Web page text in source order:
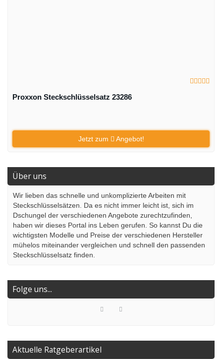
Proxxon Steckschlüsselsatz 23286
Jetzt zum Angebot!
Über uns
Wir lieben das schnelle und unkomplizierte Arbeiten mit
Steckschlüsselsätzen. Da es nicht immer leicht ist, sich im
Dschungel der verschiedenen Angebote zurechtzufinden,
haben wir dieses Portal ins Leben gerufen. So kannst Du die
wichtigsten Modelle und Preise der verschiedenen Hersteller
mühelos miteinander vergleichen und schnell den passenden
Steckschlüsselsatz finden.
Folge uns...
Aktuelle Ratgeberartikel